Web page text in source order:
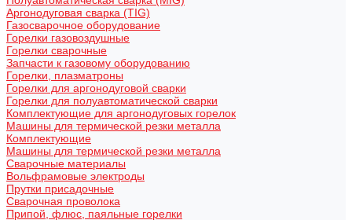
Аргонодуговая сварка (TIG)
Газосварочное оборудование
Горелки газовоздушные
Горелки сварочные
Запчасти к газовому оборудованию
Горелки, плазматроны
Горелки для аргонодуговой сварки
Горелки для полуавтоматической сварки
Комплектующие для аргонодуговых горелок
Машины для термической резки металла
Комплектующие
Машины для термической резки металла
Сварочные материалы
Вольфрамовые электроды
Прутки присадочные
Сварочная проволока
Припой, флюс, паяльные горелки